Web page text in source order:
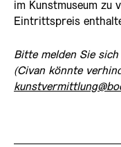
im Kunstmuseum zu
Eintrittspreis
Bitte melden Sie
(Civan könnte